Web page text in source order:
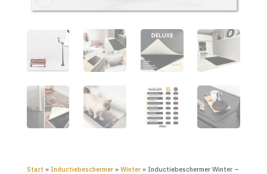
Start » Inductiebeschermer» Winter» Inductiebeschermer Winter –